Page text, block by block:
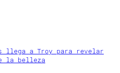
llega a Troy para revelar
la belleza